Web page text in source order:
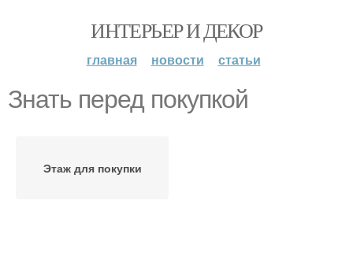
ИНТЕРЬЕР И ДЕКОР
главная новости статьи
Знать перед покупкой
Этаж для покупки